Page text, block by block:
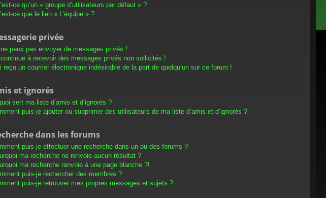
ce qu’un « groupe d’utilisateurs par défaut » ?
ce que le lien « L’équipe » ?
privée
peux pas envoyer de messages privés !
à recevoir des messages privés non sollicités !
reçu un courrier électronique indésirable de la part de quelqu’un sur ce forum !
et ignorés
sert ma liste d’amis et d’ignorés ?
puis-je ajouter ou supprimer des utilisateurs de ma liste d’amis et d’ignorés ?
dans les forums
puis-je effectuer une recherche dans un ou des forums ?
ma recherche ne renvoie aucun résultat ?
ma recherche renvoie à une page blanche ?!
puis-je rechercher des membres ?
puis-je retrouver mes propres messages et sujets ?